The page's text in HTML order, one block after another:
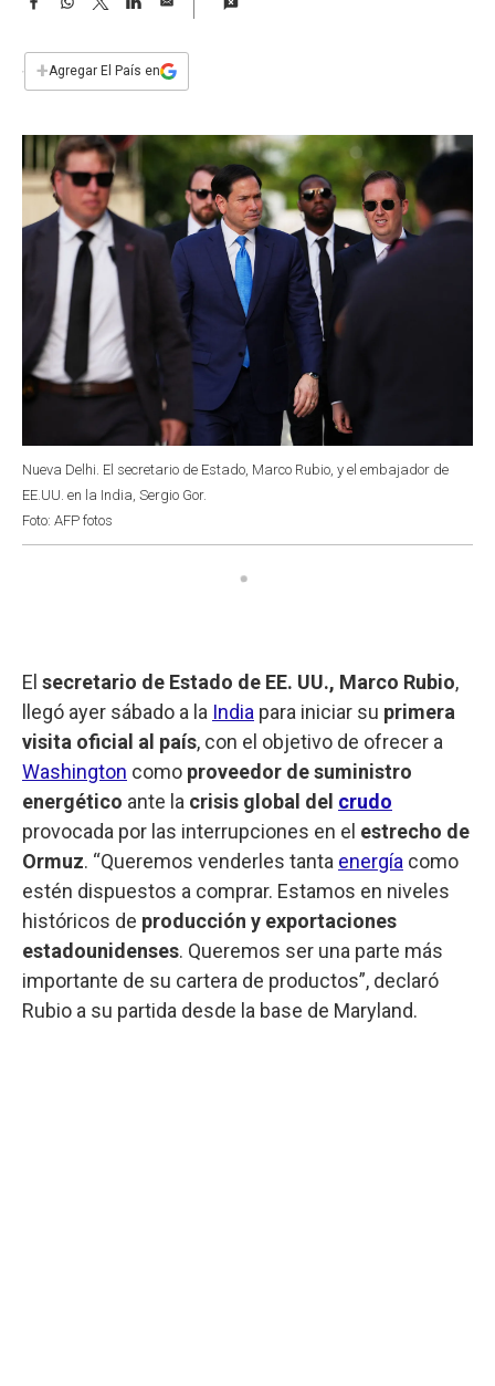
e
b
k
s
p
w
t
i
l
+Agregar El País en
Nueva Delhi. El secretario de Estado, Marco Rubio, y el embajador de
EE.UU. en la India, Sergio Gor.
Foto: AFP fotos
El secretario de Estado de EE. UU., Marco Rubio,
llegó ayer sábado a la India para iniciar su primera
visita oficial al país, con el objetivo de ofrecer a
Washington como proveedor de suministro
energético ante la crisis global del crudo
provocada por las interrupciones en el estrecho de
Ormuz. “Queremos venderles tanta energía como
estén dispuestos a comprar. Estamos en niveles
históricos de producción y exportaciones
estadounidenses. Queremos ser una parte más
importante de su cartera de productos”, declaró
Rubio a su partida desde la base de Maryland.